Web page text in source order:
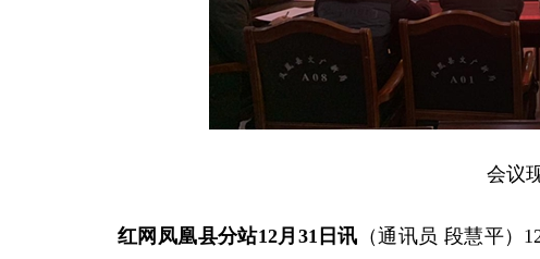
会议
红网凤凰县分站12月31日讯 （通讯员 段慧平）